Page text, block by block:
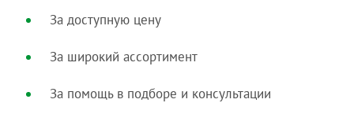
За доступную цену
За широкий ассортимент
За помощь в подборе и консультации